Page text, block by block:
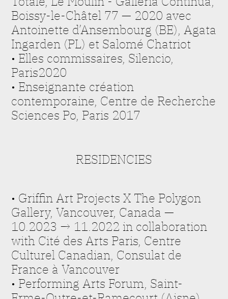
Boissy-le-Châtel 77 — 2020 avec
Antoinette d’Ansembourg (BE), Agata
Ingarden (PL) et Salomé Chatriot
• Elles commissaires, Silencio,
Paris2020
• Enseignante création
contemporaine, Centre de Recherche
Sciences Po, Paris 2017
RESIDENCIES
• Griffin Art Projects X The Polygon
Gallery,Vancouver, Canada —
10.2023 → 11.2022 in collaboration
with Cité des Arts Paris, Centre
Culturel Canadian, Consulat de
France à Vancouver
• Performing Arts Forum, Saint-